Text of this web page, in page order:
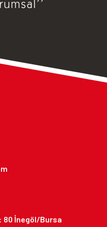
80 İnegöl/Bursa